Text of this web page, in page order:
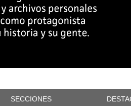
SECCIONES